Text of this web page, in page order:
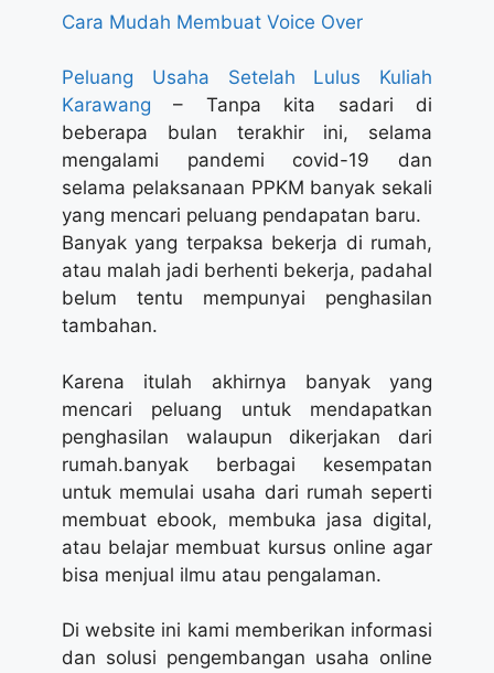
Cara Mudah Membuat Voice Over
Peluang Usaha Setelah Lulus Kuliah
Karawang – Tanpa kita sadari di
beberapa bulan terakhir ini, selama
mengalami pandemi covid-19 dan
selama pelaksanaan PPKM banyak sekali
yang mencari peluang pendapatan baru.
Banyak yang terpaksa bekerja di rumah,
atau malah jadi berhenti bekerja, padahal
belum tentu mempunyai penghasilan
tambahan.
Karena itulah akhirnya banyak yang
mencari peluang untuk mendapatkan
penghasilan walaupun dikerjakan dari
rumah.banyak berbagai kesempatan
untuk memulai usaha dari rumah seperti
membuat ebook, membuka jasa digital,
atau belajar membuat kursus online agar
bisa menjual ilmu atau pengalaman.
Di website ini kami memberikan informasi
dan solusi pengembangan usaha online